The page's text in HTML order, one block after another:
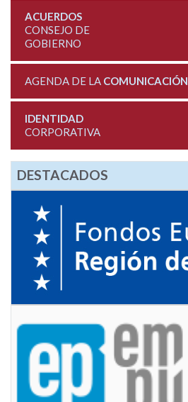
ACUERDOS
CONSEJO DE
GOBIERNO
AGENDA DE LA COMUNICACIÓN
IDENTIDAD
CORPORATIVA
DESTACADOS